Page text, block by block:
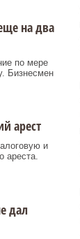
на два
по мере
Бизнесмен
арест
и
ареста.
дал